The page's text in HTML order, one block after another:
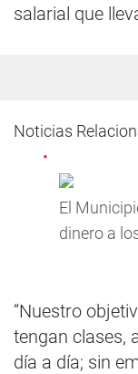
salarial que
Noticias
El
dinero a
“Nuestro
tengan clases,
día a día; sin